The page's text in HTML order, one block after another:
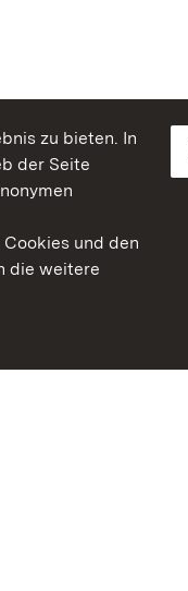
zu bieten. In
der Seite
und den
die weitere